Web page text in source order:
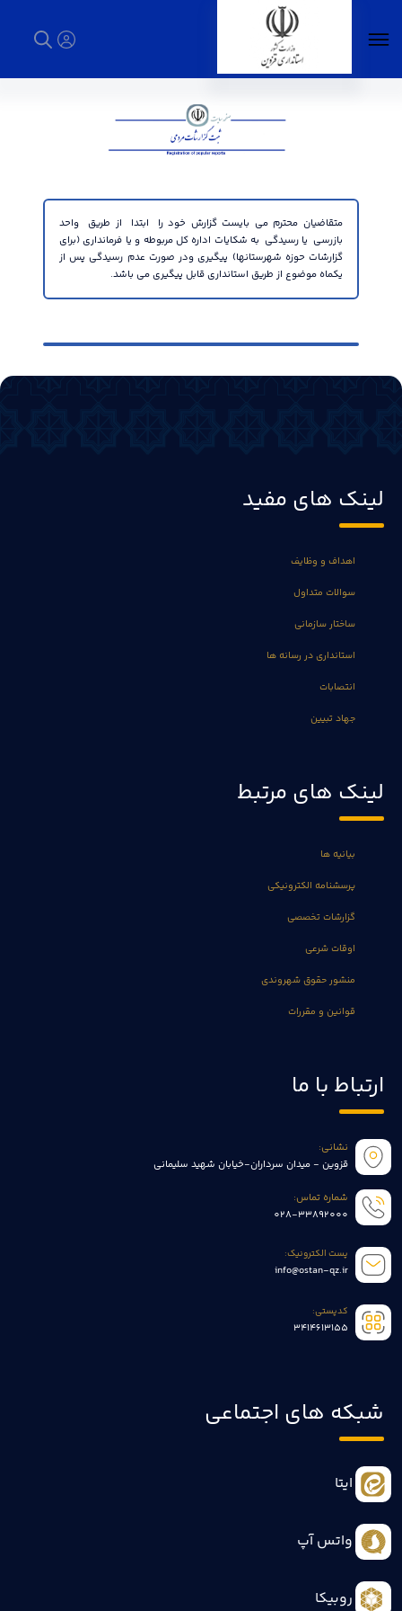
متقاضیان محترم می بایست گزارش خود را ابتدا از طریق واحد
بازرسی یا رسیدگی به شکایات اداره کل مربوطه و یا فرمانداری (برای
گزارشات حوزه شهرستانها) پیگیری ودر صورت عدم رسیدگی پس از
یکماه موضوع از طریق استانداری قابل پیگیری می باشد.
لینک های مفید
اهداف و وظایف
سوالات متداول
ساختار سازمانی
استانداری در رسانه ها
انتصابات
جهاد تبیین
لینک های مرتبط
بیانیه ها
پرسشنامه الکترونیکی
گزارشات تخصصی
اوقات شرعی
منشور حقوق شهروندی
قوانین و مقررات
ارتباط با ما
نشانی:
قزوین - میدان سرداران-خیابان شهید سلیمانی
شماره تماس:
028-33892000
پست الکترونیک:
info@ostan-qz.ir
کدپستی:
3414613155
شبکه های اجتماعی
ایتا
واتس آپ
روبیکا